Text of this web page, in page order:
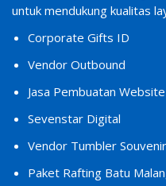
untuk mendukung kualitas
Corporate Gifts ID
Vendor Outbound
Jasa Pembuatan Website
Sevenstar Digital
Vendor Tumbler Souvenir
Paket Rafting Batu